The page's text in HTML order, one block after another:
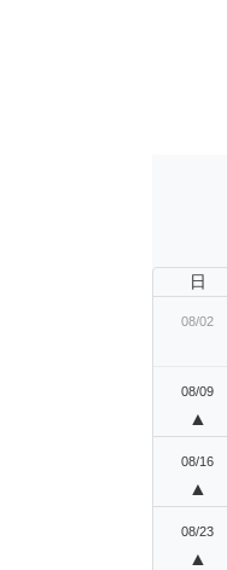
日
08/02
08/09
▲
08/16
▲
08/23
▲